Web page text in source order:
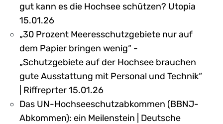
gut kann es die Hochsee schützen? Utopia
15.01.26
„30 Prozent Meeresschutzgebiete nur auf
dem Papier bringen wenig“ -
„Schutzgebiete auf der Hochsee brauchen
gute Ausstattung mit Personal und Technik“
| Riffreprter 15.01.26
Das UN-Hochseeschutzabkommen (BBNJ-
Abkommen): ein Meilenstein | Deutsche